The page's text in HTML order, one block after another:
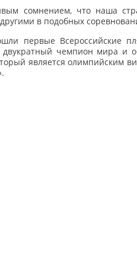
сомнением, что наша
в подобных
первые Всероссийские
чемпион мира и
является олимпийским